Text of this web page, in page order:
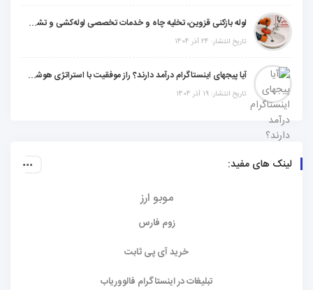
لوله بازکنی قزوین، تخلیه چاه و خدمات تخصصی لوله‌کشی و تشخیص ترکیدگی
تاریخ انتشار: 24 آذر 1404
آیا پیجهای اینستاگرام درآمد دارند؟ راز موفقیت با استراتژی هوشمندانه
تاریخ انتشار: 19 آذر 1404
لینک های مفید:
موبو ارز
زوم فارس
خرید آی پی ثابت
تبلیغات در اینستاگرام فالووریاب